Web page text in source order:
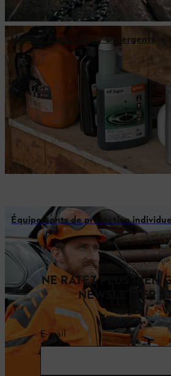
Huiles / Carburants / Détergents
Équipements de protection
NE RATEZ PLUS RIEN
NEWSLETTER
E-mail